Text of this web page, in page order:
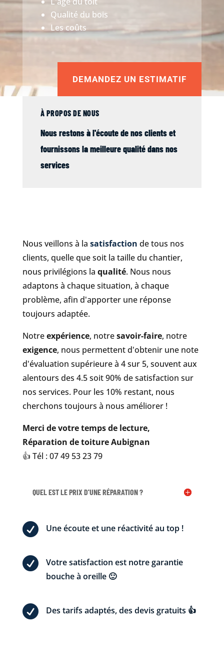
Qualité du bois
Les coûts
DEMANDEZ UN ESTIMATIF
À PROPOS DE NOUS
Nous restons à l'écoute de nos clients et
fournissons la meilleure qualité dans nos
services
Nous veillons à la satisfaction de tous nos
clients, quelle que soit la taille du chantier,
nous privilégions la qualité. Nous nous
adaptons à chaque situation, à chaque
problème, afin d'apporter une réponse
toujours adaptée.
Notreexpérience, notresavoir-faire, notre
exigence, nous permettent d'obtenir une note
d'évaluation supérieure à 4 sur 5, souvent aux
alentours des 4.5 soit 90% de satisfaction sur
nos services. Pour les 10% restant, nous
cherchons toujours à nous améliorer !
Merci de votre temps de lecture,
Réparation de toiture Aubignan
👍 Tél : 07 49 53 23 79
QUEL EST LE PRIX D'UNE RÉPARATION ?
 Une écoute et une réactivité au top !

Votre satisfaction est notre garantie
bouche à oreille 🙂
 Des tarifs adaptés, des devis gratuits 👍